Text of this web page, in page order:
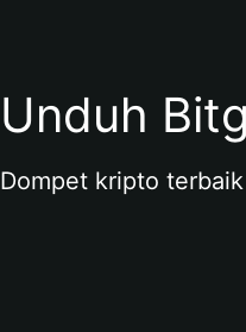
Unduh
Dompet kripto